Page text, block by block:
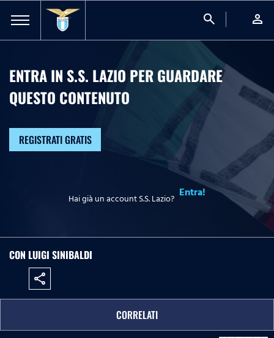
search person
ENTRA IN S.S. LAZIO PER GUARDARE
QUESTO CONTENUTO
REGISTRATI GRATIS
Hai già un account S.S. Lazio? Entra!
CON LUIGI SINIBALDI
share
CORRELATI